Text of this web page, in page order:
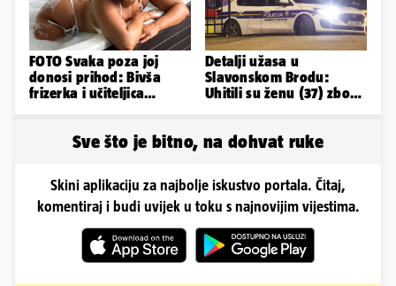
FOTO Svaka poza joj
donosi prihod: Bivša
frizerka i učiteljica
Detalji užasa u
Slavonskom Brodu:
Uhitili su ženu (37) zbog
Sve što je bitno, na dohvat ruke
Skini aplikaciju za najbolje iskustvo portala. Čitaj,
komentiraj i budi uvijek u toku s najnovijim vijestima.